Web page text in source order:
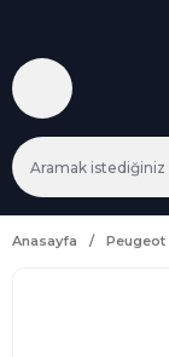
Anasayfa Peugeot